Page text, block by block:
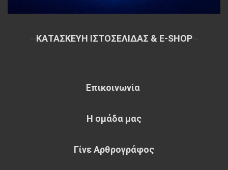
ΚΑΤΑΣΚΕΥΗ ΙΣΤΟΣΕΛΙΔΑΣ & E-SHOP~
Επικοινωνία
Η ομάδα μας
Γίνε Αρθρογράφος